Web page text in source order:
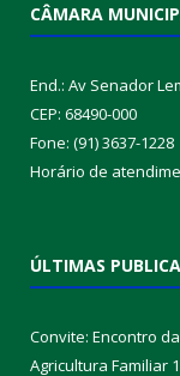
CÂMARA
End.: Av Senador
CEP: 68490-000
Fone: (91) 3637-1228
Horário de
ÚLTIMAS
Convite: Encontro
Agricultura Familiar